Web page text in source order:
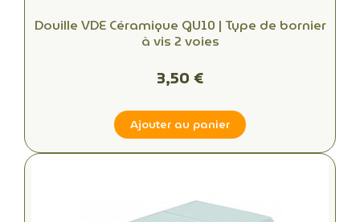
Douille VDE Céramique GU10 | Type de bornier
à vis 2 voies
3,50 €
Ajouter au panier